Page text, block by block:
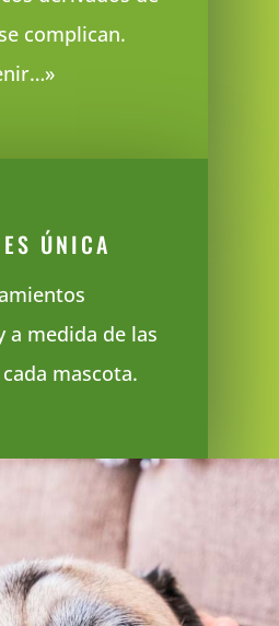
complican.
ÚNICA
a medida de las
mascota.